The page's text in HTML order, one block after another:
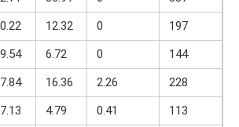
12.32 0
197
6.72 0
144
16.36 2.26
228
4.79 0.41
113